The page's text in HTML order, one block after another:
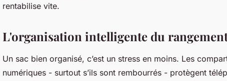
rentabilise vite.
L'organisation intelligente du
Un sac bien organisé, c’est un stress en moins. Les
numériques - surtout s’ils sont rembourrés - protègent